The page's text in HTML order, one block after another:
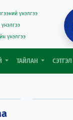
үнэлгээ
үнэлгээ
ТАЙЛАН